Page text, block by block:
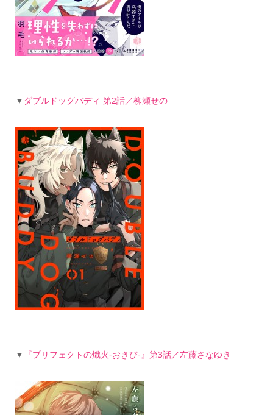
▼ ダブルドッグバディ 第2話／柳瀬せの
▼ 『プリフェクトの熾火-おきび-』第3話／左藤さなゆき